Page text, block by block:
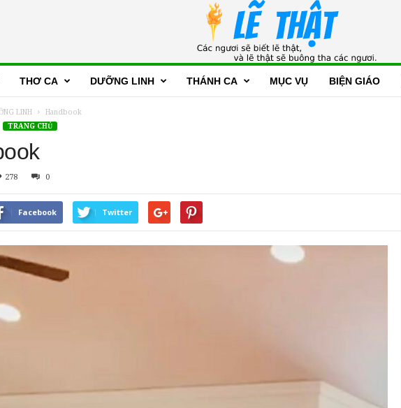
THƠ CA DƯỠNG LINH THÁNH CA MỤC VỤ BIỆN GIÁO
LINH
Handbook
TRANG CHỦ
278 0
Facebook Twitter